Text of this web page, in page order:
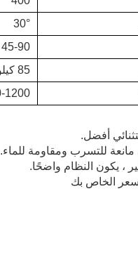
30°
45-90
85 كيلو واط
1200